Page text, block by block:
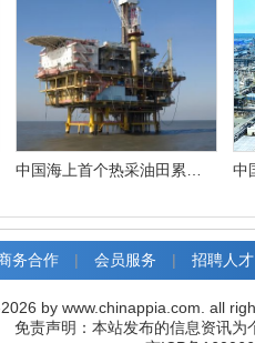
务合作 | 会员服务 | 招聘人才
by www.chinappia.com. all
免责声明：本站发布的信息资讯为